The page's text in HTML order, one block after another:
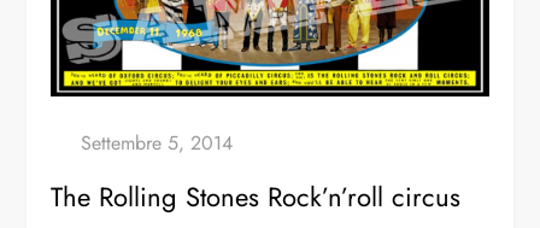
The Rolling Stones Rock’n’roll circus